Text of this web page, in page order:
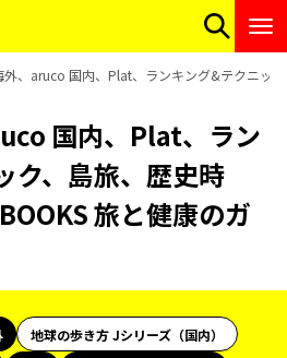
、aruco 国内、Plat、ランキング&テクニッ
国内、Plat、ラン
ク、島旅、歴史時
旅と健康のガ
地球の歩き方 Jシリーズ（国内）